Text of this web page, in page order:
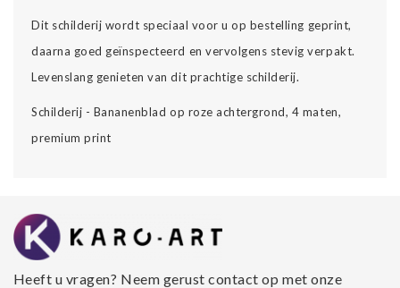
Dit schilderij wordt speciaal voor u op bestelling geprint,
daarna goed geïnspecteerd en vervolgens stevig verpakt.
Levenslang genieten van dit prachtige schilderij.
Schilderij - Bananenblad op roze achtergrond, 4 maten,
premium print
Heeft u vragen? Neem gerust contact op met onze